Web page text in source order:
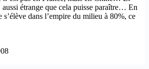
aussi étrange que cela puisse paraître… En
dans l’empire du milieu à 80%, ce